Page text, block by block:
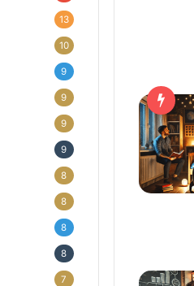
13
10
9
9
9
9
8
8
8
8
7